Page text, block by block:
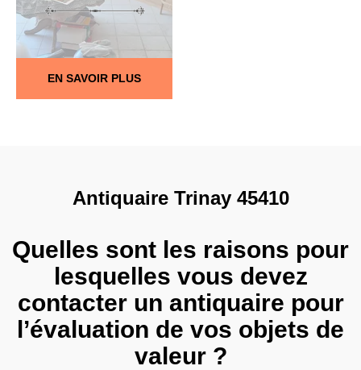
EN SAVOIR PLUS
Antiquaire Trinay 45410
Quelles sont les raisons pour
lesquelles vous devez
contacter un antiquaire pour
l’évaluation de vos objets de
valeur ?